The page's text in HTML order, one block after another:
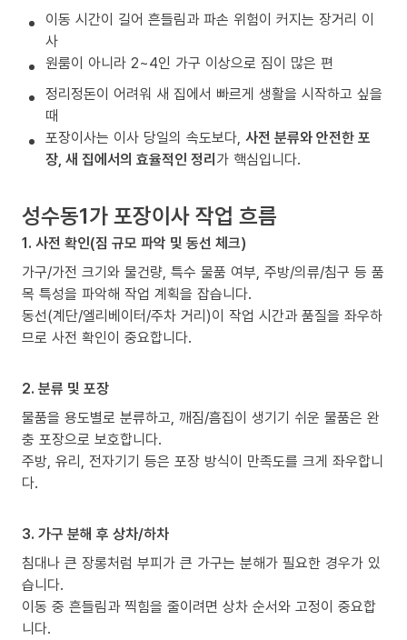
이동 시간이 길어 흔들림과 파손 위험이 커지는 장거리 이
사
원룸이 아니라 2~4인 가구 이상으로 짐이 많은 편
정리정돈이 어려워 새 집에서 빠르게 생활을 시작하고 싶을
때
포장이사는 이사 당일의 속도보다, 사전 분류와 안전한 포
장, 새 집에서의 효율적인 정리가 핵심입니다.
성수동1가 포장이사 작업 흐름
1. 사전 확인(짐 규모 파악 및 동선 체크)
가구/가전 크기와 물건량, 특수 물품 여부, 주방/의류/침구 등 품
목 특성을 파악해 작업 계획을 잡습니다.
동선(계단/엘리베이터/주차 거리)이 작업 시간과 품질을 좌우하
므로 사전 확인이 중요합니다.
2. 분류 및 포장
물품을 용도별로 분류하고, 깨짐/흠집이 생기기 쉬운 물품은 완
충 포장으로 보호합니다.
주방, 유리, 전자기기 등은 포장 방식이 만족도를 크게 좌우합니
다.
3. 가구 분해 후 상차/하차
침대나 큰 장롱처럼 부피가 큰 가구는 분해가 필요한 경우가 있
습니다.
이동 중 흔들림과 찍힘을 줄이려면 상차 순서와 고정이 중요합
니다.